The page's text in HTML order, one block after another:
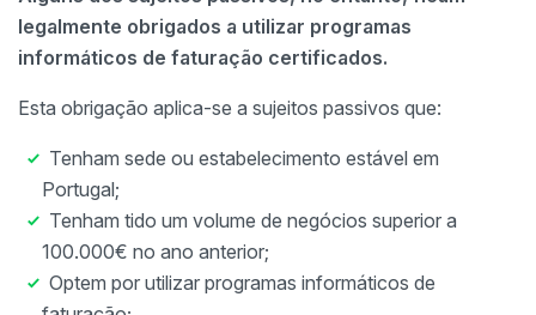
legalmente obrigados a utilizar programas
informáticos de faturação certificados.
Esta obrigação aplica-se a sujeitos passivos que:
Tenham sede ou estabelecimento estável em
Portugal;
Tenham tido um volume de negócios superior a
100.000€ no ano anterior;
Optem por utilizar programas informáticos de